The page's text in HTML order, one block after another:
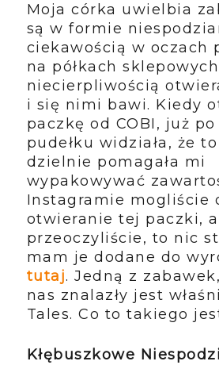
Moja córka uwielbia
są w formie
ciekawością w oczach
na półkach
niecierpliwością
i się nimi bawi. Kiedy
paczkę od COBI, już
pudełku widziała, że
dzielnie pomagała mi
wypakowywać
Instagramie mogliście
otwieranie tej paczki,
przeoczyliście, to nic
mam je dodane do
tutaj. Jedną z
nas znalazły jest
Tales. Co to takiego
Kłębuszkowe